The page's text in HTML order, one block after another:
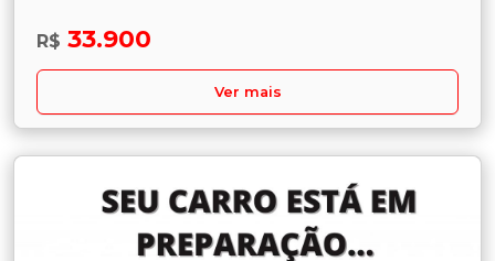
R$ 33.900
Ver mais